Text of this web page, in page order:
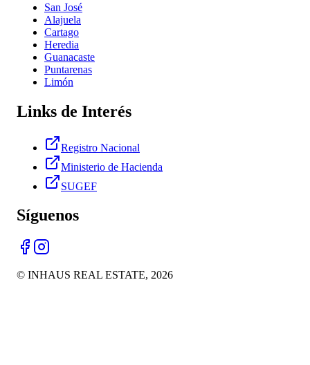
San José
Alajuela
Cartago
Heredia
Guanacaste
Puntarenas
Limón
Links de Interés
Registro Nacional
Ministerio de Hacienda
SUGEF
Síguenos
© INHAUS REAL ESTATE, 2026